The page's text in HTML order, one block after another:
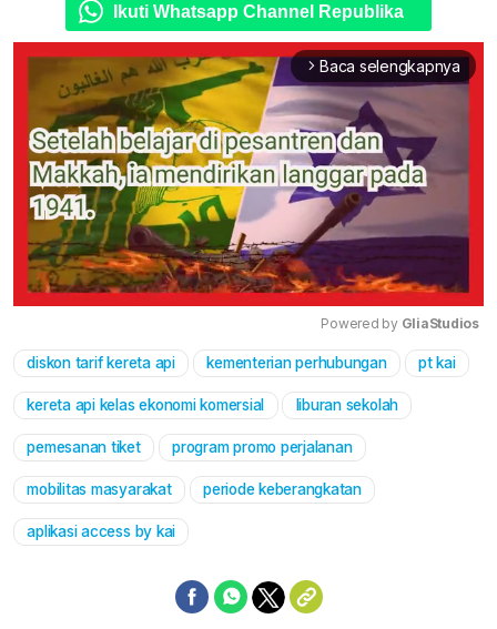
Ikuti Whatsapp Channel Republika
arrow_forward_ios Baca selengkapnya
Mute
Powered by GliaStudios
diskon tarif kereta api kementerian perhubungan pt kai
kereta api kelas ekonomi komersial liburan sekolah
pemesanan tiket program promo perjalanan
mobilitas masyarakat periode keberangkatan
aplikasi access by kai